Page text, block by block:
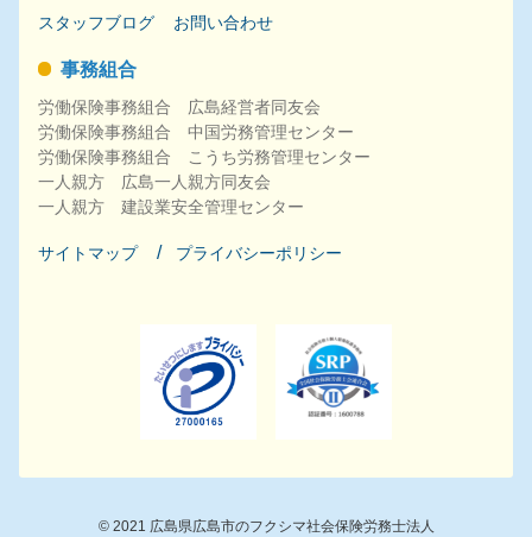
スタッフブログ お問い合わせ
事務組合
労働保険事務組合 広島経営者同友会
労働保険事務組合 中国労務管理センター
労働保険事務組合 こうち労務管理センター
一人親方 広島一人親方同友会
一人親方 建設業安全管理センター
サイトマップ プライバシーポリシー
© 2021 広島県広島市のフクシマ社会保険労務士法人